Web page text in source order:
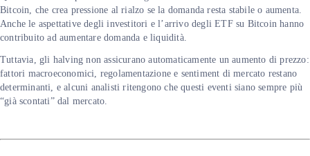
Bitcoin, che crea pressione al rialzo se la domanda resta stabile o aumenta.
Anche le aspettative degli investitori e l’arrivo degli ETF su Bitcoin hanno
contribuito ad aumentare domanda e liquidità.
Tuttavia, gli halving non assicurano automaticamente un aumento di prezzo:
fattori macroeconomici, regolamentazione e sentiment di mercato restano
determinanti, e alcuni analisti ritengono che questi eventi siano sempre più
“già scontati” dal mercato.